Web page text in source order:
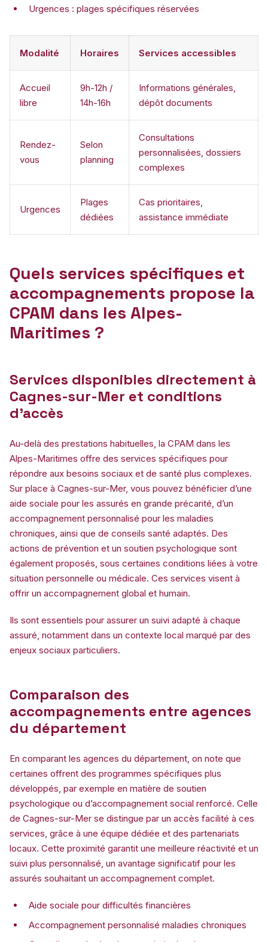
Urgences : plages spécifiques réservées
Modalité Horaires Services accessibles
Accueil
libre
9h-12h /
14h-16h
Informations générales,
dépôt documents
Rendez-
vous
Selon
planning
Consultations
personnalisées, dossiers
complexes
Urgences
Plages
dédiées
Cas prioritaires,
assistance immédiate
Quels services spécifiques et
accompagnements propose la
CPAM dans les Alpes-
Maritimes ?
Services disponibles directement à
Cagnes-sur-Mer et conditions
d’accès
Au-delà des prestations habituelles, la CPAM dans les
Alpes-Maritimes offre des services spécifiques pour
répondre aux besoins sociaux et de santé plus complexes.
Sur place à Cagnes-sur-Mer, vous pouvez bénéficier d’une
aide sociale pour les assurés en grande précarité, d’un
accompagnement personnalisé pour les maladies
chroniques, ainsi que de conseils santé adaptés. Des
actions de prévention et un soutien psychologique sont
également proposés, sous certaines conditions liées à votre
situation personnelle ou médicale. Ces services visent à
offrir un accompagnement global et humain.
Ils sont essentiels pour assurer un suivi adapté à chaque
assuré, notamment dans un contexte local marqué par des
enjeux sociaux particuliers.
Comparaison des
accompagnements entre agences
du département
En comparant les agences du département, on note que
certaines offrent des programmes spécifiques plus
développés, par exemple en matière de soutien
psychologique ou d’accompagnement social renforcé. Celle
de Cagnes-sur-Mer se distingue par un accès facilité à ces
services, grâce à une équipe dédiée et des partenariats
locaux. Cette proximité garantit une meilleure réactivité et un
suivi plus personnalisé, un avantage significatif pour les
assurés souhaitant un accompagnement complet.
Aide sociale pour difficultés financières
Accompagnement personnalisé maladies chroniques